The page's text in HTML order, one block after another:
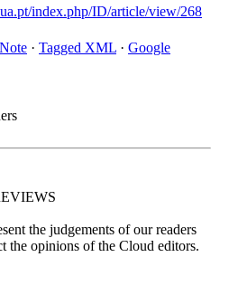
index.php/ID/article/view/268
· Tagged XML · Google
the judgements of our readers
the opinions of the Cloud editors.